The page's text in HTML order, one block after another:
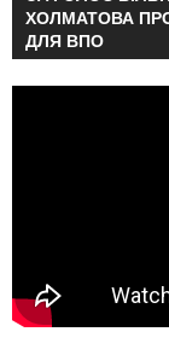
ХОЛМАТОВА
ДЛЯ ВПО